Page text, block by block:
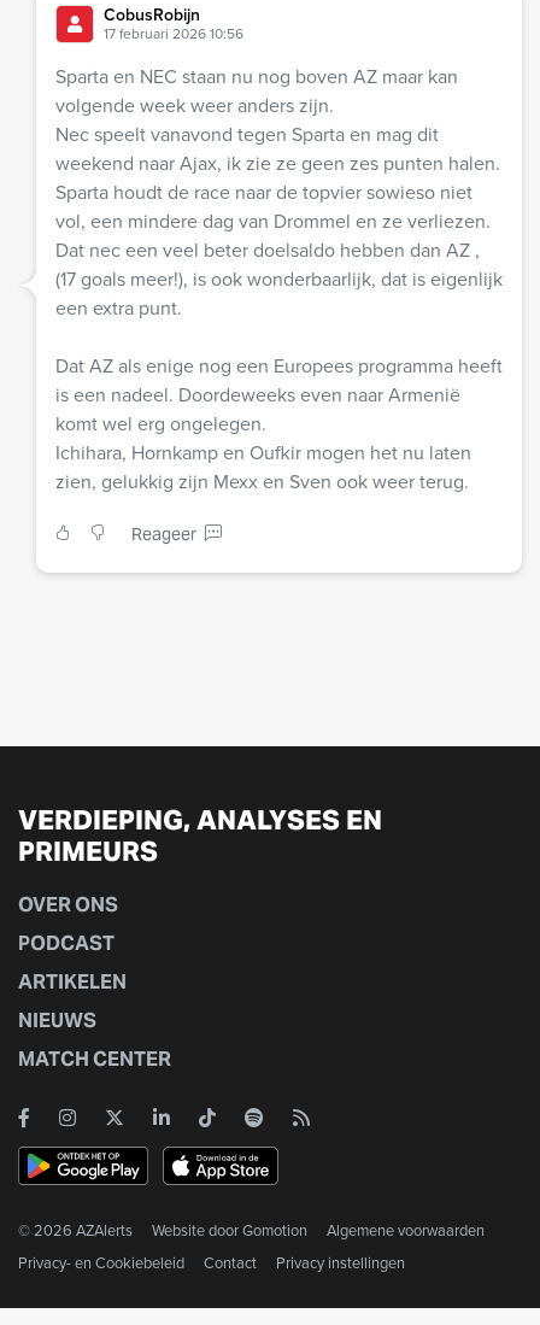
CobusRobijn
17 februari 2026 10:56
Sparta en NEC staan nu nog boven AZ maar kan
volgende week weer anders zijn.
Nec speelt vanavond tegen Sparta en mag dit
weekend naar Ajax, ik zie ze geen zes punten halen.
Sparta houdt de race naar de topvier sowieso niet
vol, een mindere dag van Drommel en ze verliezen.
Dat nec een veel beter doelsaldo hebben dan AZ ,
(17 goals meer!), is ook wonderbaarlijk, dat is eigenlijk
een extra punt.
Dat AZ als enige nog een Europees programma heeft
is een nadeel. Doordeweeks even naar Armenië
komt wel erg ongelegen.
Ichihara, Hornkamp en Oufkir mogen het nu laten
zien, gelukkig zijn Mexx en Sven ook weer terug.
Reageer
VERDIEPING, ANALYSES EN
PRIMEURS
OVER ONS
PODCAST
ARTIKELEN
NIEUWS
MATCH CENTER
© 2026 AZAlerts Website doorGomotion
Algemene voorwaarden
Privacy- en Cookiebeleid
Contact Privacy instellingen